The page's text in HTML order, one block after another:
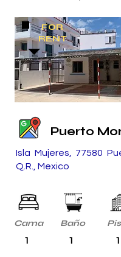
FOR
RENT
Puerto
Isla Mujeres, 77580
Q.R., Mexico
Cama Baño
1 1 1